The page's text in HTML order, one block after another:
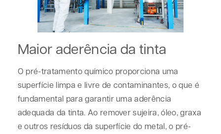
Maior aderência da tinta
O pré-tratamento químico proporciona uma
superfície limpa e livre de contaminantes, o que é
fundamental para garantir uma aderência
adequada da tinta. Ao remover sujeira, óleo, graxa
e outros resíduos da superfície do metal, o pré-